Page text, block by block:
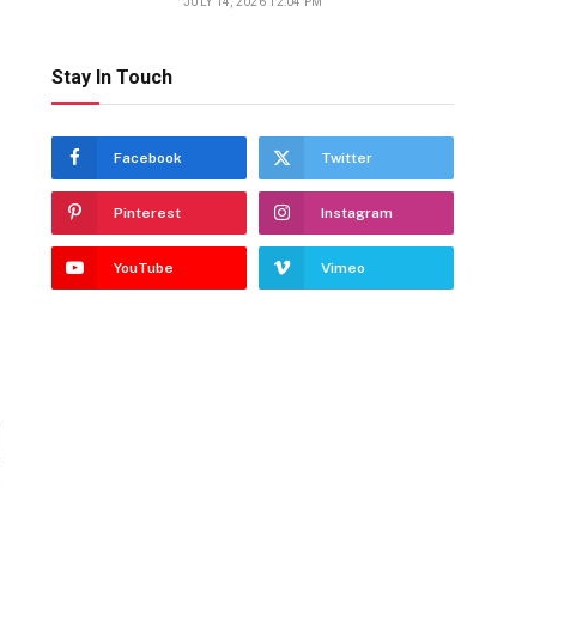
Stay In Touch
Facebook Twitter
Pinterest Instagram
YouTube Vimeo